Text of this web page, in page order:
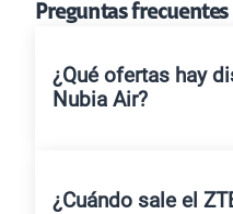
Preguntas frecuentes
¿Qué ofertas hay
Nubia Air?
¿Cuándo sale el